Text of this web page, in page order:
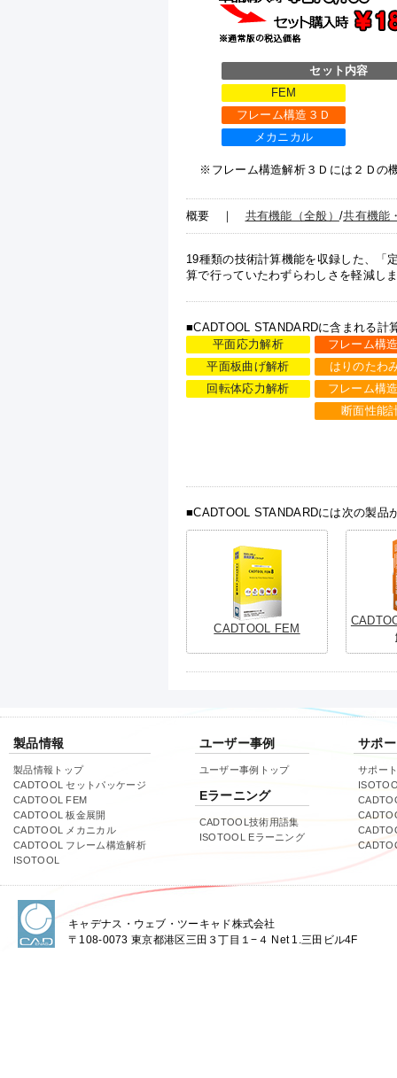
セット内容
FEM
フレーム構造３Ｄ
メカニカル
※フレーム構造解析３Ｄには２Ｄの
概要 ｜ 共有機能（全般） /共有機能
19種類の技術計算機能を収録した、「
算で行っていたわずらわしさを軽減し
■CADTOOL STANDARDに含まれる計
平面応力解析
平面板曲げ解析
回転体応力解析
フレーム構
はりのたわ
フレーム構
断面性能
■CADTOOL STANDARDには次の製品
CADTOOL FEM
製品情報
製品情報トップ
CADTOOL セットパッケージ
CADTOOL FEM
CADTOOL 板金展開
CADTOOL メカニカル
CADTOOL フレーム構造解析
ISOTOOL
ユーザー事例
ユーザー事例トップ
Eラーニング
CADTOOL技術用語集
ISOTOOL Eラーニング
サポ
サポー
キャデナス・ウェブ・ツーキャド株式会社
〒108-0073 東京都港区三田３丁目１−４ Net 1.三田ビル4F